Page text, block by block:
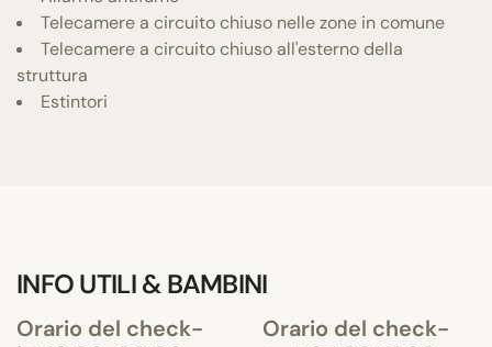
Telecamere a circuito chiuso nelle zone in comune
Telecamere a circuito chiuso all'esterno della
struttura
Estintori
INFO UTILI & BAMBINI
Orario del check-
Orario del check-